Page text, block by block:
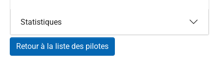
Statistiques
Retour à la liste des pilotes